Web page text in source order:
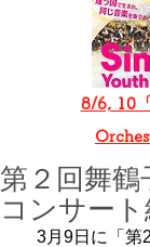
8/6, 10
第２回舞
コンサート
3月9日に「第